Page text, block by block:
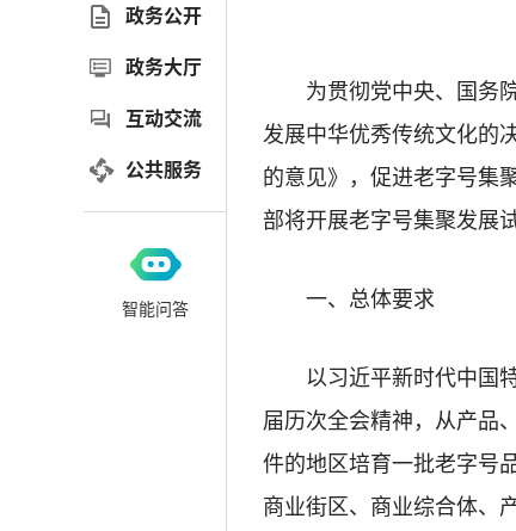
为贯彻党中央、国务
发展中华优秀传统文化的
的意见》，促进老字号集
部将开展老字号集聚发展
一、总体要求
以习近平新时代中国
届历次全会精神，从产品
件的地区培育一批老字号
商业街区、商业综合体、
政务公开
政务大厅
互动交流
公共服务
智能问答